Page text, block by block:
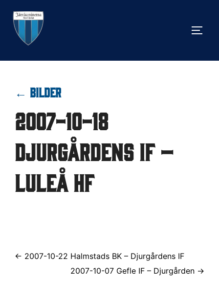
innehåll
← BILDER
2007-10-18
Djurgårdens IF –
Luleå HF
← 2007-10-22 Halmstads BK – Djurgårdens IF
2007-10-07 Gefle IF – Djurgården →